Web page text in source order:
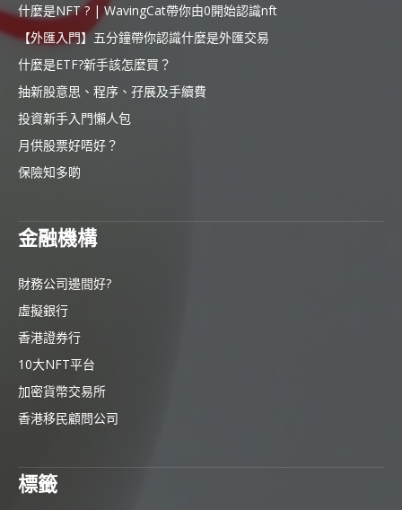
什麼是NFT ? | WavingCat帶你由0開始認識nft
【外匯入門】五分鐘帶你認識什麼是外匯交易
什麼是ETF?新手該怎麼買？
抽新股意思、程序、孖展及手續費
投資新手入門懶人包
月供股票好唔好？
保險知多啲
金融機構
財務公司邊間好?
虛擬銀行
香港證券行
10大NFT平台
加密貨幣交易所
香港移民顧問公司
標籤